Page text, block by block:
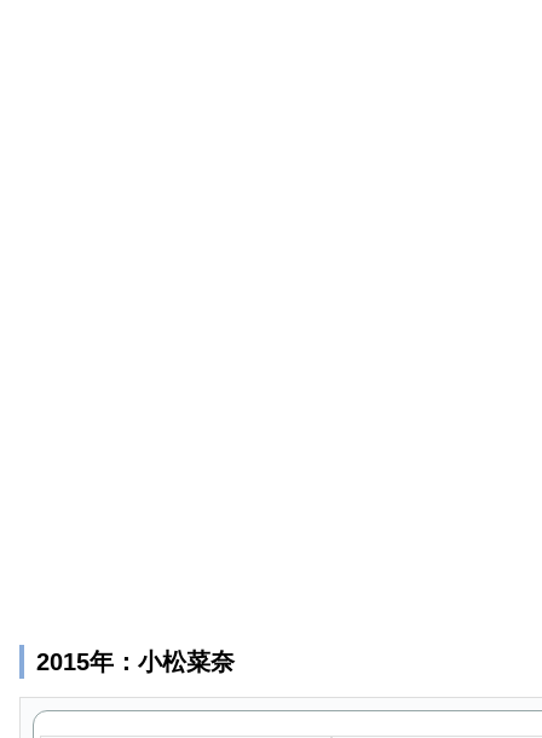
2015年：小松菜奈